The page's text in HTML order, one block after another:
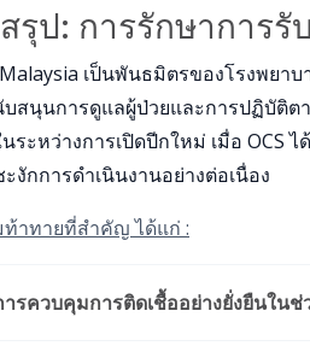
รุป: การรักษาการรั
Malaysia เป็นพันธมิตรของโรงพยา
สนุนการดูแลผู้ป่วยและการปฏิบัติ
ระหว่างการเปิดปีกใหม่ เมื่อ OCS
งักการดําเนินงานอย่างต่อเนื่อง
าทายที่สําคัญ ได้แก่ :
ารควบคุมการติดเชื้ออย่างยั่งยืนในช่